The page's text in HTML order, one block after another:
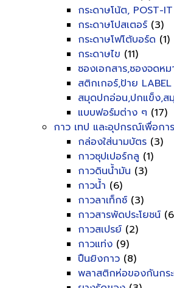
กระดาษโน้ต, POST-IT
กระดาษโปสเตอร์ (3)
กระดาษโฟโต้บอร์ด (1)
กระดาษไข (11)
ซองเอกสาร,ซองจดหม
สติกเกอร์,ป้าย LABEL
สมุดปกอ่อน,ปกแข็ง,ส
แบบฟอร์มต่าง ๆ (17)
กาว เทป และอุปกรณ์เพื่อกา
กล่องใส่นามบัตร (3)
กาวซุปเปอร์กลู (1)
กาวดินน้ำมัน (3)
กาวน้ำ (6)
กาวลาเท็กซ์ (3)
กาวสารพัดประโยชน์
กาวสเปรย์ (2)
กาวแท่ง (9)
ปืนยิงกาว (8)
พลาสติกห่อของกันกร